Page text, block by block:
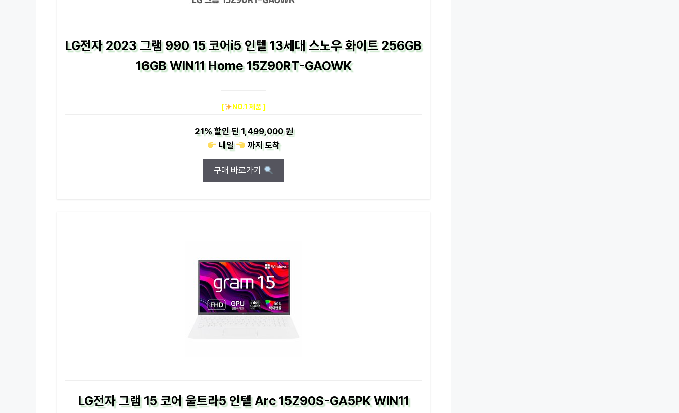
LG전자 2023 그램 990 15 코어i5 인텔 13세대 스노우 화이트 256GB
16GB WIN11 Home 15Z90RT-GAOWK
[ NO.1 제품 ]
21%할인 된1,499,000 원
내일
까지도착
구매 바로가기
LG전자 그램 15 코어 울트라5 인텔 Arc 15Z90S-GA5PK WIN11